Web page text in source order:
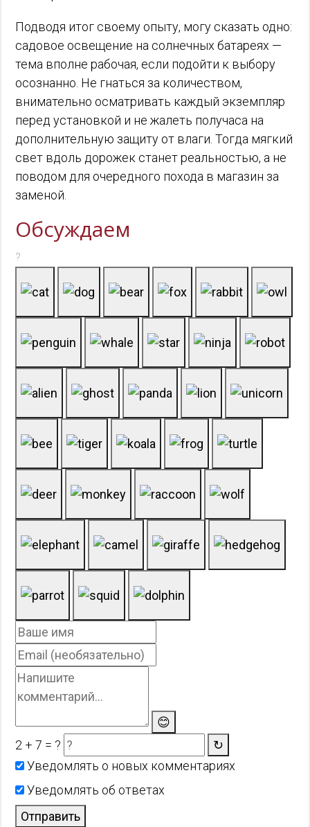
Подводя итог своему опыту, могу сказать одно:
садовое освещение на солнечных батареях —
тема вполне рабочая, если подойти к выбору
осознанно. Не гнаться за количеством,
внимательно осматривать каждый экземпляр
перед установкой и не жалеть получаса на
дополнительную защиту от влаги. Тогда мягкий
свет вдоль дорожек станет реальностью, а не
поводом для очередного похода в магазин за
заменой.
Обсуждаем
?
😊
2 + 7 = ?
↻
Уведомлять о новых комментариях
Уведомлять об ответах
Отправить